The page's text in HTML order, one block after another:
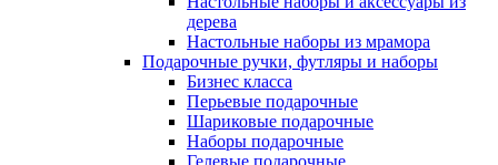
дерева
Настольные наборы из мрамора
Подарочные ручки, футляры и наборы
Бизнес класса
Перьевые подарочные
Шариковые подарочные
Наборы подарочные